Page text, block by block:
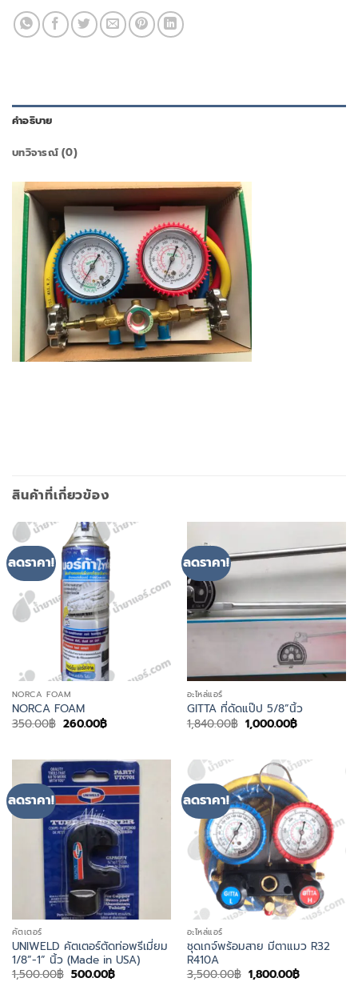
คำอธิบาย
บทวิจารณ์ (0)
สินค้าที่เกี่ยวข้อง
ลดราคา!
NORCA FOAM
NORCA FOAM
350.00฿ Original
price
260.00฿Current
price
ลดราคา!
อะไหล่แอร์
GITTA ที่ดัดแป๊ป 5/8”นิ้ว
1,840.00฿ Original
price
1,000.00฿Current
price
ลดราคา!
คัตเตอร์
UNIWELD คัตเตอร์ตัดท่อพรีเมี่ยม
1/8”-1” นิ้ว (Made in USA)
1,500.00฿ Original
500.00฿Current
ลดราคา!
อะไหล่แอร์
ชุดเกจ์พร้อมสาย มีตาแมว R32
R410A
3,500.00฿ Original
1,800.00฿Current